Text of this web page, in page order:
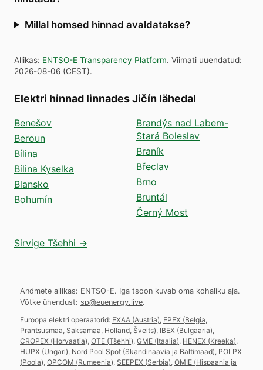
Millal homsed hinnad avaldatakse?
Allikas: ENTSO-E Transparency Platform. Viimati uuendatud:
2026-08-06 (CEST).
Elektri hinnad linnades Jičín lähedal
Benešov
Beroun
Bílina
Bílina Kyselka
Blansko
Bohumín
Brandýs nad Labem-
Stará Boleslav
Braník
Břeclav
Brno
Bruntál
Černý Most
Sirvige Tšehhi →
Andmete allikas: ENTSO-E. Iga tsoon kuvab oma kohaliku aja.
Võtke ühendust: sp@euenergy.live.
Euroopa elektri operaatorid: EXAA (Austria) EPEX (Belgia,
Prantsusmaa, Saksamaa, Holland, Šveits) IBEX (Bulgaaria)
CROPEX (Horvaatia) OTE (Tšehhi) GME (Itaalia) HENEX (Kreeka)
HUPX (Ungari) Nord Pool Spot (Skandinaavia ja Baltimaad) POLPX
(Poola) OPCOM (Rumeenia) SEEPEX (Serbia) OMIE (Hispaania ja